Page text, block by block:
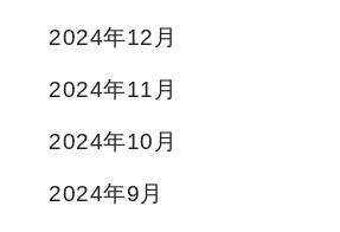
2024年12月
2024年11月
2024年10月
2024年9月